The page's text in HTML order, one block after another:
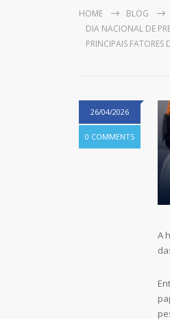
HOME
BLOG
DIA NACIONAL DE
PRINCIPAIS FATORES
26/04/2026
0 COMMENTS
A